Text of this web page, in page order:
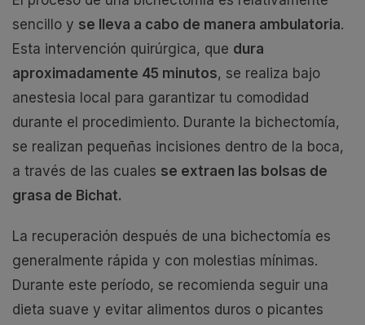
sencillo y se lleva a cabo de manera ambulatoria.
Esta intervención quirúrgica, que dura
aproximadamente 45 minutos, se realiza bajo
anestesia local para garantizar tu comodidad
durante el procedimiento. Durante la bichectomía,
se realizan pequeñas incisiones dentro de la boca,
a través de las cuales se extraen las bolsas de
grasa de Bichat.
La recuperación después de una bichectomía es
generalmente rápida y con molestias mínimas.
Durante este período, se recomienda seguir una
dieta suave y evitar alimentos duros o picantes